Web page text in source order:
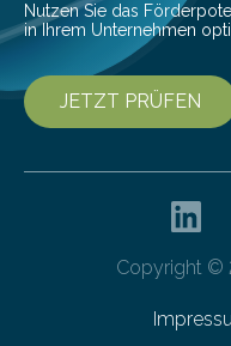
Nutzen Sie das
in Ihrem Unternehmen
JETZT PRÜFEN
Copyright ©